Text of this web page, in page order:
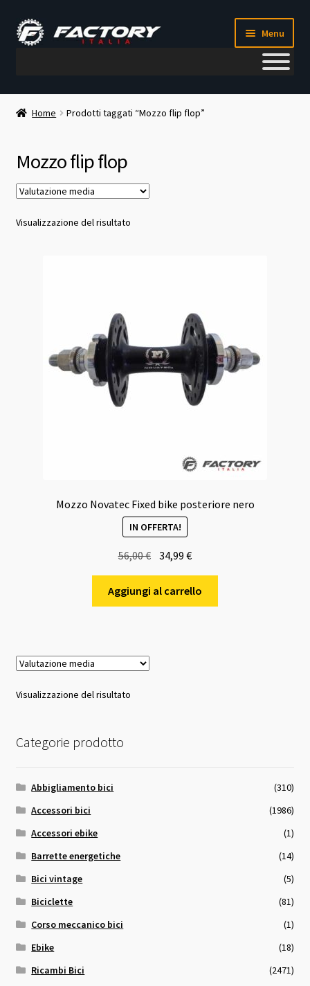
Vai
alla
Vai
al
Menu
Il mio account
Chi siamo
Home Prodotti taggati “Mozzo flip flop”
Mozzo flip flop
Visualizzazione del risultato
Mozzo Novatec Fixed bike posteriore nero
IN OFFERTA!
56,00€
originale
era:
34,99€Il
attuale
è:
Aggiungi al carrello
Visualizzazione del risultato
Categorie prodotto
Abbigliamento bici
(310)
Accessori bici
(1986)
Accessori ebike
(1)
Barrette energetiche
(14)
Bici vintage
(5)
Biciclette
(81)
Corso meccanico bici
(1)
Ebike
(18)
Ricambi Bici
(2471)